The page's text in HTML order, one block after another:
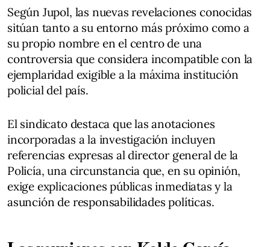
Según Jupol, las nuevas revelaciones conocidas
sitúan tanto a su entorno más próximo como a
su propio nombre en el centro de una
controversia que considera incompatible con la
ejemplaridad exigible a la máxima institución
policial del país.
El sindicato destaca que las anotaciones
incorporadas a la investigación incluyen
referencias expresas al director general de la
Policía, una circunstancia que, en su opinión,
exige explicaciones públicas inmediatas y la
asunción de responsabilidades políticas.